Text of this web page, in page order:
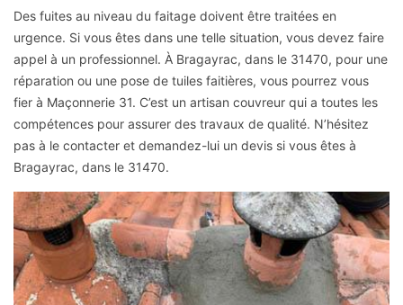
Des fuites au niveau du faitage doivent être traitées en
urgence. Si vous êtes dans une telle situation, vous devez faire
appel à un professionnel. À Bragayrac, dans le 31470, pour une
réparation ou une pose de tuiles faitières, vous pourrez vous
fier à Maçonnerie 31. C’est un artisan couvreur qui a toutes les
compétences pour assurer des travaux de qualité. N’hésitez
pas à le contacter et demandez-lui un devis si vous êtes à
Bragayrac, dans le 31470.